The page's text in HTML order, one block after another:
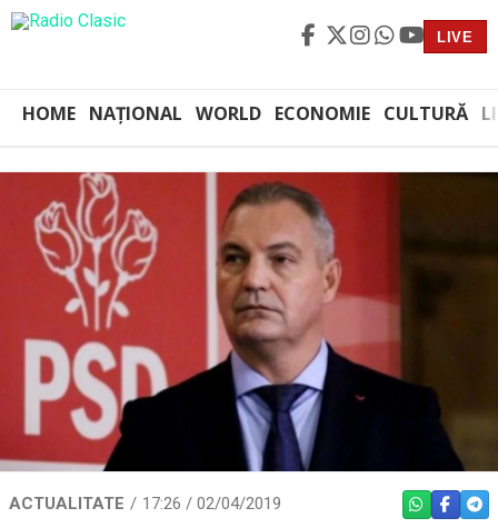
LIVE
HOME NAȚIONAL WORLD ECONOMIE CULTURĂ
ACTUALITATE 17:26 / 02/04/2019 WHATSAPP